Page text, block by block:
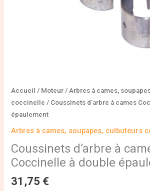
Accueil / Moteur / Arbres à cames,
coccinelle / Coussinets d’arbre à cames
épaulement
Arbres à cames, soupapes, culbuteurs
Coussinets d’arbre à
Coccinelle à double
31,75 €